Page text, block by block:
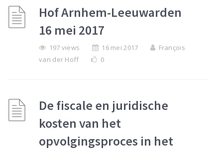
Hof Arnhem-Leeuwarden
16 mei 2017
197 views 16 mei 2017
François
van der Hoff
0
De fiscale en juridische
kosten van het
opvolgingsproces in het